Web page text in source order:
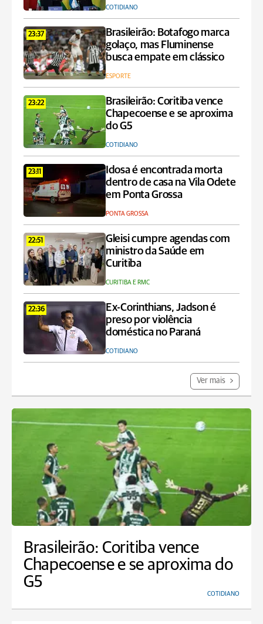
COTIDIANO
23:37
Brasileirão: Botafogo marca
golaço, mas Fluminense
busca empate em clássico
ESPORTE
23:22
Brasileirão: Coritiba vence
Chapecoense e se aproxima
do G5
COTIDIANO
23:11
Idosa é encontrada morta
dentro de casa na Vila Odete
em Ponta Grossa
PONTA GROSSA
22:51
Gleisi cumpre agendas com
ministro da Saúde em
Curitiba
CURITIBA E RMC
22:36
Ex-Corinthians, Jadson é
preso por violência
doméstica no Paraná
COTIDIANO
Ver mais
Brasileirão: Coritiba vence
Chapecoense e se aproxima do
G5
COTIDIANO